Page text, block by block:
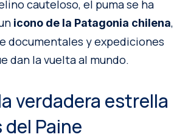
cauteloso, el puma se ha
icono de la Patagonia chilena,
documentales y expediciones
dan la vuelta al mundo.
verdadera estrella
Paine